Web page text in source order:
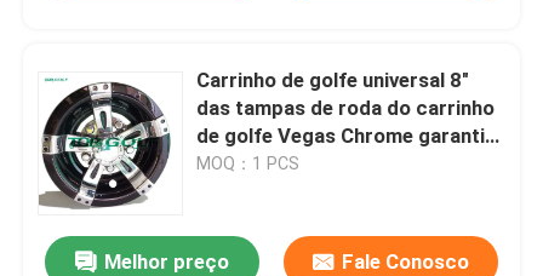
Carrinho de golfe universal 8"
das tampas de roda do carrinho
de golfe Vegas Chrome garantia
de 1 ano
MOQ：1 PCS
Melhor preço Fale Conosco